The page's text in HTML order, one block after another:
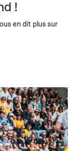
!
en dit plus sur